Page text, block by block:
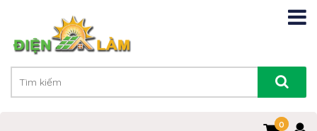
0
0